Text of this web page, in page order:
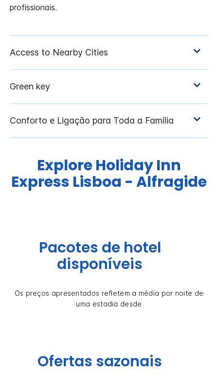
profissionais.
ExploreHoliday Inn
Express Lisboa - Alfragide
Pacotes de hotel
disponíveis
Os preços apresentados refletem a média por noite de
uma estadia desde
Ofertas sazonais